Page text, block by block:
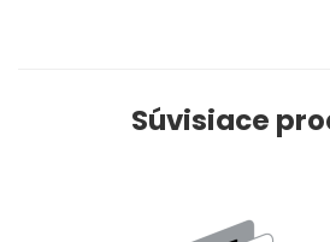
Súvisiace